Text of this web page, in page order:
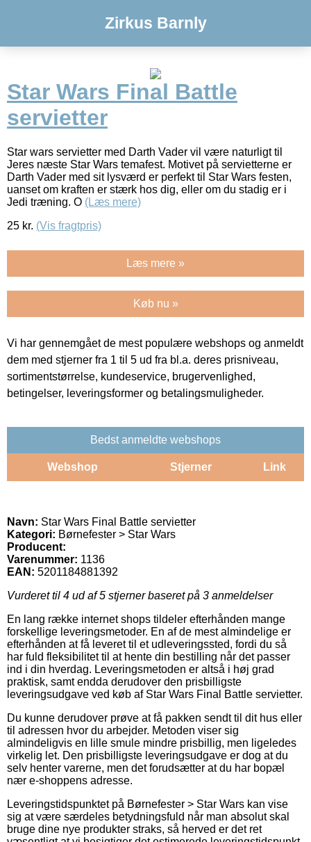
Zirkus Barnly
Star Wars Final Battle
servietter
Star wars servietter med Darth Vader vil være naturligt til
Jeres næste Star Wars temafest. Motivet på servietterne er
Darth Vader med sit lysværd er perfekt til Star Wars festen,
uanset om kraften er stærk hos dig, eller om du stadig er i
Jedi træning. O (Læs mere)
25 kr. (Vis fragtpris)
Læs mere »
Køb nu »
Vi har gennemgået de mest populære webshops og anmeldt
dem med stjerner fra 1 til 5 ud fra bl.a. deres prisniveau,
sortimentstørrelse, kundeservice, brugervenlighed,
betingelser, leveringsformer og betalingsmuligheder.
Bedst anmeldte webshops
Webshop Stjerner Link
Navn: Star Wars Final Battle servietter
Kategori: Børnefester > Star Wars
Producent:
Varenummer: 1136
EAN: 5201184881392
Vurderet til 4 ud af 5 stjerner baseret på 3 anmeldelser
En lang række internet shops tildeler efterhånden mange
forskellige leveringsmetoder. En af de mest almindelige er
efterhånden at få leveret til et udleveringssted, fordi du så
har fuld fleksibilitet til at hente din bestilling når det passer
ind i din hverdag. Leveringsmetoden er altså i høj grad
praktisk, samt endda derudover den prisbilligste
leveringsudgave ved køb af Star Wars Final Battle servietter.
Du kunne derudover prøve at få pakken sendt til dit hus eller
til adressen hvor du arbejder. Metoden viser sig
almindeligvis en lille smule mindre prisbillig, men ligeledes
virkelig let. Den prisbilligste leveringsudgave er dog at du
selv henter varerne, men det forudsætter at du har bopæl
nær e-shoppens adresse.
Leveringstidspunktet på Børnefester > Star Wars kan vise
sig at være særdeles betydningsfuld når man absolut skal
bruge dine nye produkter straks, så herved er det ret